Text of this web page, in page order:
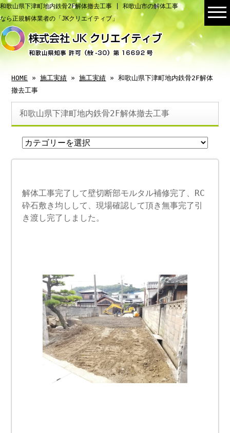
和歌山県下津町地内鉄骨2F解体撤去工事 | 和歌山市の解体工事
なら正規解体業者の「JKクリエイティブ」
HOME »施工実績 »施工実績 » 和歌山県下津町地内鉄骨2F解体
撤去工事
和歌山県下津町地内鉄骨2F解体撤去工事
解体工事完了して壁切断部モルタル補修完了、RC
砕石敷き均しして、現場確認して頂き無事完了引
き渡し完了しました。